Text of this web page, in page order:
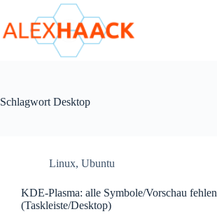
springen
Schlagwort Desktop
Linux, Ubuntu
KDE-Plasma: alle Symbole/Vorschau fehlen
(Taskleiste/Desktop)